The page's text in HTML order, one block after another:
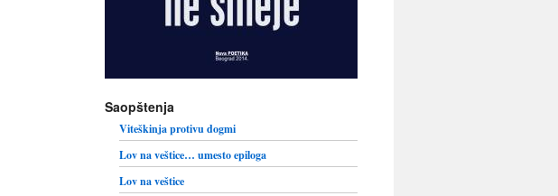
Saopštenja
Viteškinja protivu dogmi
Lov na veštice… umesto epiloga
Lov na veštice